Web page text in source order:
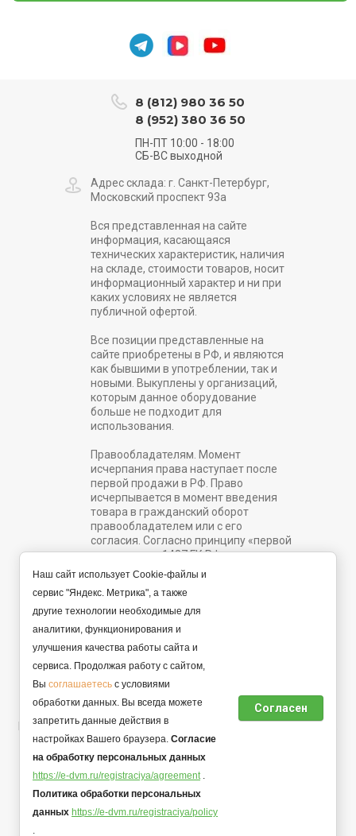
© 2022 - 2026 Интернет магазин. Все права защищены.
Продавец ИП Аксенов Михаил Александрович, ОГРНИП
323510000003104.
Политика конфиденциальности персональной информации,
договор оферты.
8 (812) 980 36 50
8 (952) 380 36 50
ПН-ПТ 10:00 - 18:00
СБ-ВС выходной
Адрес склада: г. Санкт-Петербург,
Московский проспект 93а
Вся представленная на сайте
информация, касающаяся
технических характеристик, наличия
на складе, стоимости товаров, носит
информационный характер и ни при
каких условиях не является
публичной офертой.
Все позиции представленные на
сайте приобретены в РФ, и являются
как бывшими в употреблении, так и
новыми. Выкуплены у организаций,
которым данное оборудование
больше не подходит для
использования.
Правообладателям. Момент
исчерпания права наступает после
первой продажи в РФ. Право
исчерпывается в момент введения
товара в гражданский оборот
правообладателем или с его
согласия. Согласно принципу «первой
продажи» ст. 1487 ГК РФ.
e-dvm@list.ru
Задать вопрос
Мегагрупп.ру
Наш сайт использует Cookie-файлы и
сервис "Яндекс. Метрика", а также
другие технологии необходимые для
аналитики, функционирования и
улучшения качества работы сайта и
сервиса. Продолжая работу с сайтом,
Вы соглашаетесь с условиями
обработки данных. Вы всегда можете
запретить данные действия в
настройках Вашего браузера. Согласие
на обработку персональных данных
https://e-dvm.ru/registraciya/agreement.
Политика обработки персональных
данных https://e-dvm.ru/registraciya/policy
.
Согласен